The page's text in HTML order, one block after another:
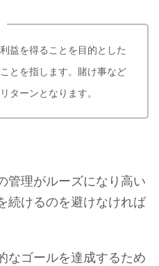
益を得ることを目的とした
とを指します。賭け事など
ターンとなります。
管理がルーズになり高い
続けるのを避けなければ
なゴールを達成するため